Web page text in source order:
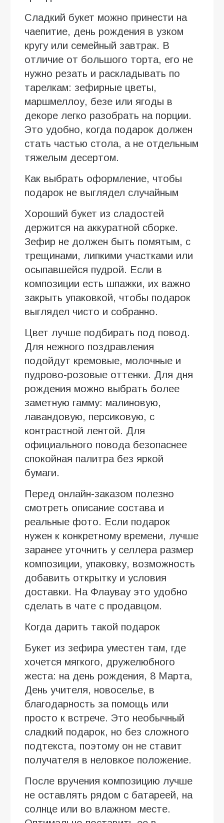
Сладкий букет можно принести на
чаепитие, день рождения в узком
кругу или семейный завтрак. В
отличие от большого торта, его не
нужно резать и раскладывать по
тарелкам: зефирные цветы,
маршмеллоу, безе или ягоды в
декоре легко разобрать на порции.
Это удобно, когда подарок должен
стать частью стола, а не отдельным
тяжелым десертом.
Как выбрать оформление, чтобы
подарок не выглядел случайным
Хороший букет из сладостей
держится на аккуратной сборке.
Зефир не должен быть помятым, с
трещинами, липкими участками или
осыпавшейся пудрой. Если в
композиции есть шпажки, их важно
закрыть упаковкой, чтобы подарок
выглядел чисто и собранно.
Цвет лучше подбирать под повод.
Для нежного поздравления
подойдут кремовые, молочные и
пудрово-розовые оттенки. Для дня
рождения можно выбрать более
заметную гамму: малиновую,
лавандовую, персиковую, с
контрастной лентой. Для
официального повода безопаснее
спокойная палитра без яркой
бумаги.
Перед онлайн-заказом полезно
смотреть описание состава и
реальные фото. Если подарок
нужен к конкретному времени, лучше
заранее уточнить у селлера размер
композиции, упаковку, возможность
добавить открытку и условия
доставки. На Флаувау это удобно
сделать в чате с продавцом.
Когда дарить такой подарок
Букет из зефира уместен там, где
хочется мягкого, дружелюбного
жеста: на день рождения, 8 Марта,
День учителя, новоселье, в
благодарность за помощь или
просто к встрече. Это необычный
сладкий подарок, но без сложного
подтекста, поэтому он не ставит
получателя в неловкое положение.
После вручения композицию лучше
не оставлять рядом с батареей, на
солнце или во влажном месте.